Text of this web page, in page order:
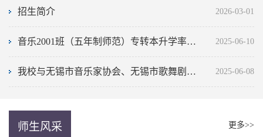
招生简介 2026-03-01
音乐2001班（五年制师范）专转本升学率创历史新高！ 2025-06-10
我校与无锡市音乐家协会、无锡市歌舞剧院、无锡市锡剧院深化合作共建 2025-06-08
师生风采 更多>>